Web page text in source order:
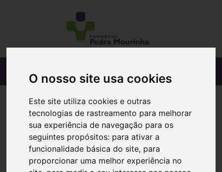
O nosso site usa cookies
Este site utiliza cookies e outras
tecnologias de rastreamento para melhorar
sua experiência de navegação para os
seguintes propósitos: para ativar a
funcionalidade básica do site, para
proporcionar uma melhor experiência no